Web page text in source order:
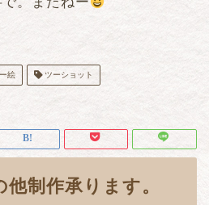
絵 ツーショット
制作承ります。